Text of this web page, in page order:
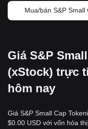
Mua/bán S&P
Giá S&P
(xStock) trực
hôm nay
Giá S&P Small Cap
$0.00 USD với vốn hóa